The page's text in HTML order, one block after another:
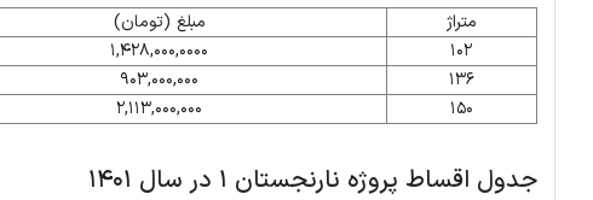
متراژ
مبلغ (تومان)
102
1,428,000,0000
136
903,000,000
150
2,113,000,000
جدول اقساط پروژه نارنجستان 1 در سال 1401